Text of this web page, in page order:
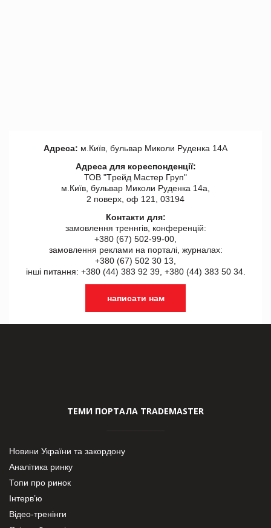
Адреса: м.Київ, бульвар Миколи Руденка 14А
Адреса для кореспонденції:
ТОВ "Tрейд Мастер Груп"
м.Київ, бульвар Миколи Руденка 14а,
2 поверх, оф 121, 03194
Контакти для:
замовлення треннгів, конференцій:
+380 (67) 502-99-00,
замовлення реклами на порталі, журналах:
+380 (67) 502 30 13,
інші питання: +380 (44) 383 92 39, +380 (44) 383 50 34.
написати нам
ТЕМИ ПОРТАЛА TRADEMASTER
Новини України та закордону
Аналітика ринку
Топи про ринок
Інтерв’ю
Відео-тренінги